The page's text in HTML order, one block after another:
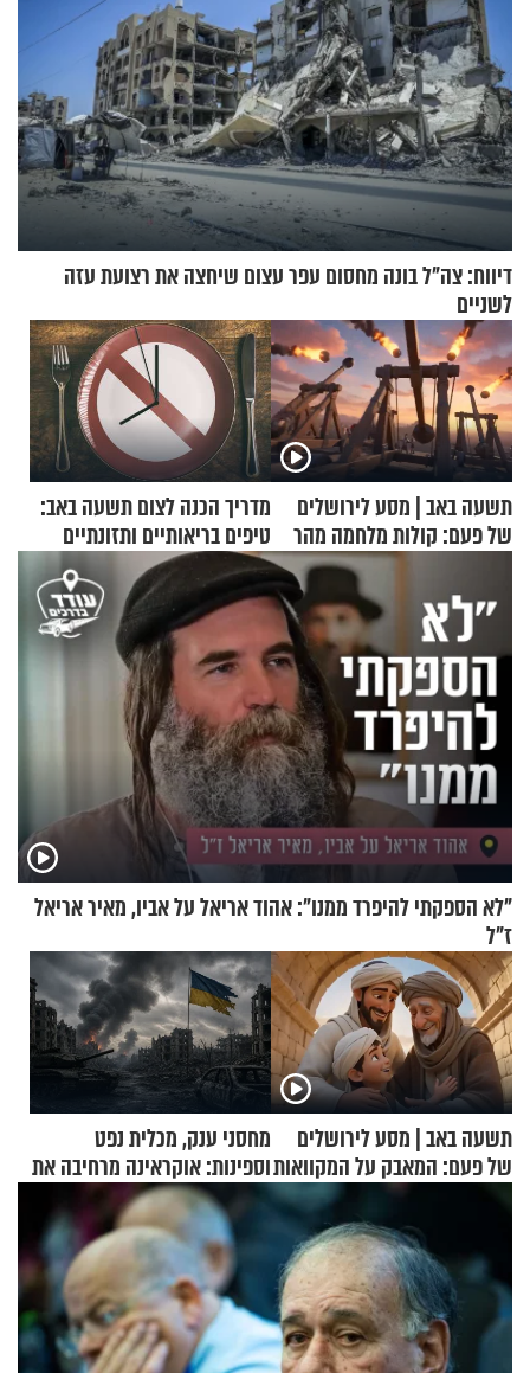
דיווח: צה"ל בונה מחסום עפר עצום שיחצה את רצועת עזה
לשניים
תשעה באב | מסע לירושלים
של פעם: קולות מלחמה מהר
מדריך הכנה לצום תשעה באב:
טיפים בריאותיים ותזונתיים
לשמירה על הגוף
"לא הספקתי להיפרד ממנו": אהוד אריאל על אביו, מאיר אריאל
ז"ל
תשעה באב | מסע לירושלים
של פעם: המאבק על המקוואות
מחסני ענק, מכלית נפט
וספינות: אוקראינה מרחיבה את
התקיפות בעומק רוסיה